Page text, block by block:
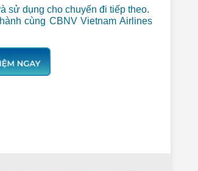
sử dụng cho chuyến đi tiếp theo.
cùng CBNV Vietnam Airlines